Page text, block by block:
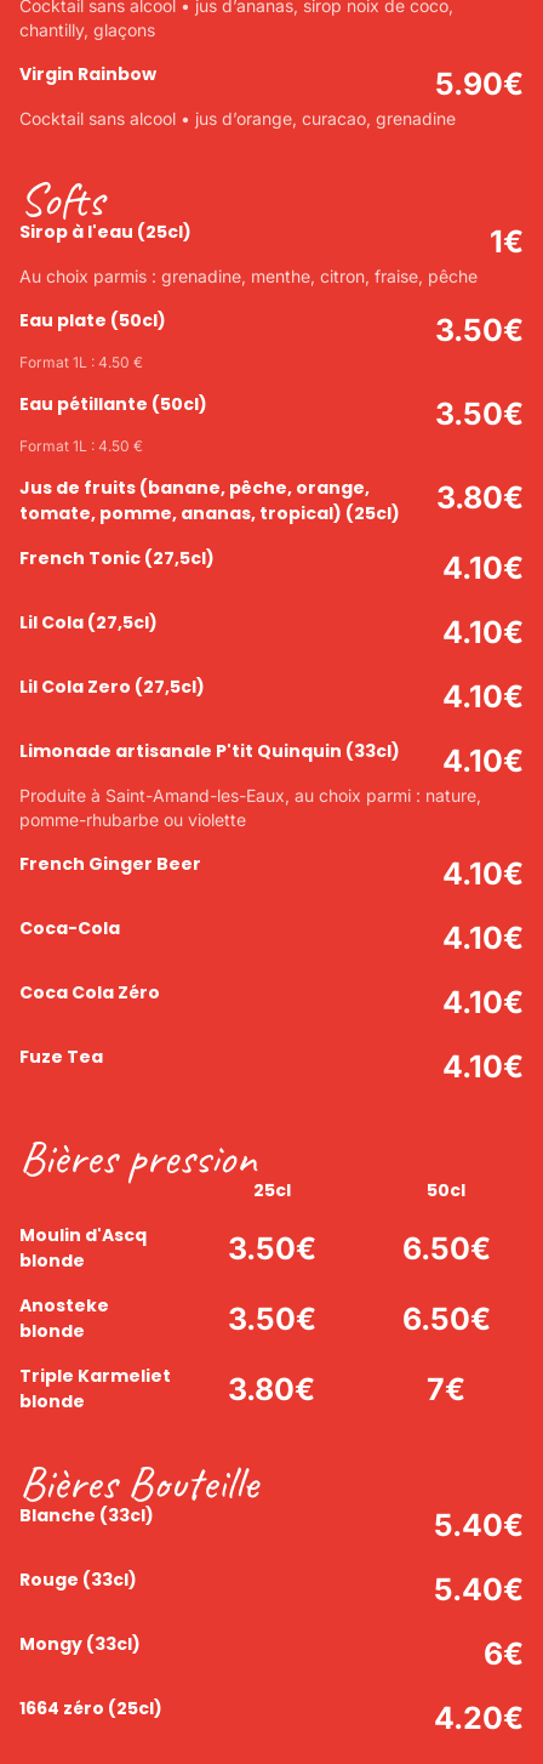
Cocktail sans alcool • jus d’ananas, sirop noix de coco,
chantilly, glaçons
Virgin Rainbow 5.90€
Cocktail sans alcool • jus d’orange, curacao, grenadine
Softs
Sirop à l'eau (25cl) 1€
Au choix parmis : grenadine, menthe, citron, fraise, pêche
Eau plate (50cl) 3.50€
Format 1L : 4.50 €
Eau pétillante (50cl) 3.50€
Format 1L : 4.50 €
Jus de fruits (banane, pêche, orange,
tomate, pomme, ananas, tropical) (25cl) 3.80€
French Tonic (27,5cl) 4.10€
Lil Cola (27,5cl) 4.10€
Lil Cola Zero (27,5cl) 4.10€
Limonade artisanale P'tit Quinquin (33cl) 4.10€
Produite à Saint-Amand-les-Eaux, au choix parmi : nature,
pomme-rhubarbe ou violette
French Ginger Beer 4.10€
Coca-Cola 4.10€
Coca Cola Zéro 4.10€
Fuze Tea 4.10€
Bières pression
25cl
50cl
Moulin d'Ascq
blonde
3.50€ 6.50€
Anosteke
blonde
3.50€ 6.50€
Triple Karmeliet
blonde
3.80€ 7€
Bières Bouteille
Blanche (33cl) 5.40€
Rouge (33cl) 5.40€
Mongy (33cl) 6€
1664 zéro (25cl) 4.20€